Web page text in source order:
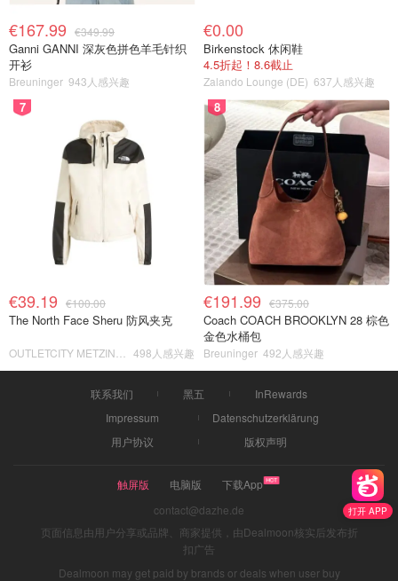
打开 APP
€167.99 €349.99
Ganni GANNI 深灰色拼色羊毛针织
开衫
Breuninger 943人感兴趣
€0.00
Birkenstock 休闲鞋
4.5折起！8.6截止
Zalando Lounge (DE) 637人感兴趣
7
€39.19 €100.00
The North Face Sheru 防风夹克
498人感兴趣
8
€191.99 €375.00
Coach COACH BROOKLYN 28 棕色
金色水桶包
Breuninger 492人感兴趣
联系我们 黑五
InRewards
Impressum
Datenschutzerklärung
用户协议
版权声明
触屏版 电脑版
下载App
contact@dazhe.de
页面信息由用户分享或品牌、商家提供，由Dealmoon核实后发布折
扣广告
Dealmoon may get paid by brands or deals when user buy